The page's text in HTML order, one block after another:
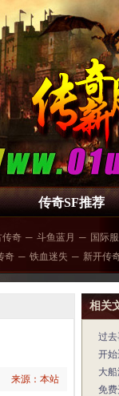
传奇SF推荐
传奇 ─ 斗鱼蓝月 ─ 国际
奇 ─ 铁血迷失 ─ 新开传
来源：本站
相关
过
开
大
免